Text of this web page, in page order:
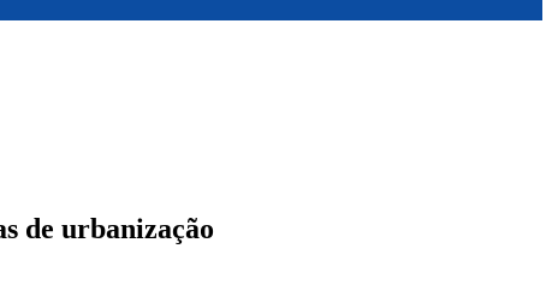
de urbanização